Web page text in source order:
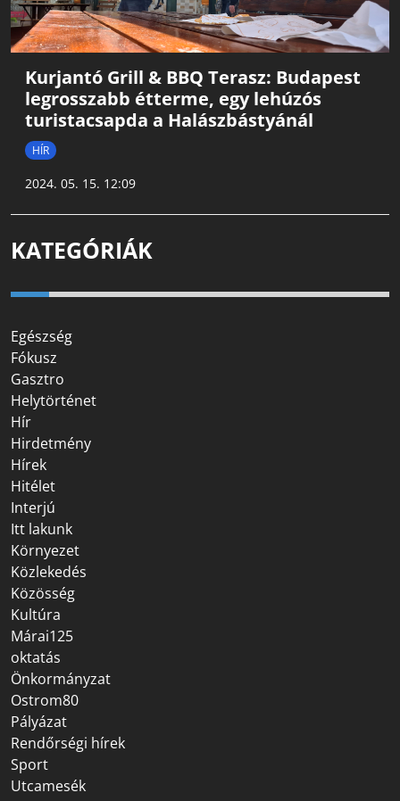
Kurjantó Grill & BBQ Terasz: Budapest
legrosszabb étterme, egy lehúzós
turistacsapda a Halászbástyánál
HÍR
2024. 05. 15. 12:09
KATEGÓRIÁK
Egészség
Fókusz
Gasztro
Helytörténet
Hír
Hirdetmény
Hírek
Hitélet
Interjú
Itt lakunk
Környezet
Közlekedés
Közösség
Kultúra
Márai125
oktatás
Önkormányzat
Ostrom80
Pályázat
Rendőrségi hírek
Sport
Utcamesék